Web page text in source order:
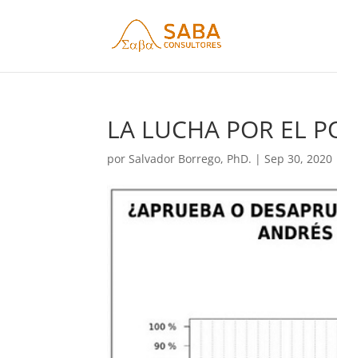
LA LUCHA POR EL
porSalvador Borrego, PhD. |Sep 30, 2020